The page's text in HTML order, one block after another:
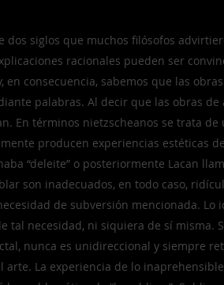
dos siglos que muchos filósofos
racionales pueden ser
en consecuencia, sabemos que las
palabras. Al decir que las obras
En términos nietzscheanos se trata
producen experiencias estéticas
“deleite” o posteriormente Lacan
son inadecuados, en todo caso,
de subversión mencionada.
tal necesidad, ni siquiera de sí
nunca es unidireccional y siempre
arte. La experiencia de lo